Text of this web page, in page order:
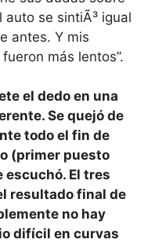
se sintiÃ³ igual
antes. Y mis
más lentos”.
el dedo en una
Se quejó de
todo el fin de
(primer puesto
escuchó. El tres
resultado final de
no hay
difícil en curvas